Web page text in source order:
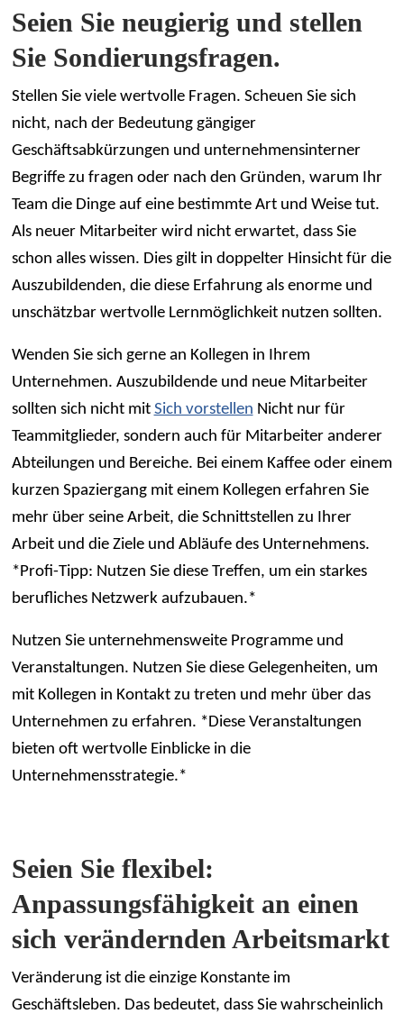
Seien Sie neugierig und stellen
Sie Sondierungsfragen.
Stellen Sie viele wertvolle Fragen. Scheuen Sie sich
nicht, nach der Bedeutung gängiger
Geschäftsabkürzungen und unternehmensinterner
Begriffe zu fragen oder nach den Gründen, warum Ihr
Team die Dinge auf eine bestimmte Art und Weise tut.
Als neuer Mitarbeiter wird nicht erwartet, dass Sie
schon alles wissen. Dies gilt in doppelter Hinsicht für die
Auszubildenden, die diese Erfahrung als enorme und
unschätzbar wertvolle Lernmöglichkeit nutzen sollten.
Wenden Sie sich gerne an Kollegen in Ihrem
Unternehmen. Auszubildende und neue Mitarbeiter
sollten sich nicht mit Sich vorstellen Nicht nur für
Teammitglieder, sondern auch für Mitarbeiter anderer
Abteilungen und Bereiche. Bei einem Kaffee oder einem
kurzen Spaziergang mit einem Kollegen erfahren Sie
mehr über seine Arbeit, die Schnittstellen zu Ihrer
Arbeit und die Ziele und Abläufe des Unternehmens.
*Profi-Tipp: Nutzen Sie diese Treffen, um ein starkes
berufliches Netzwerk aufzubauen.*
Nutzen Sie unternehmensweite Programme und
Veranstaltungen. Nutzen Sie diese Gelegenheiten, um
mit Kollegen in Kontakt zu treten und mehr über das
Unternehmen zu erfahren. *Diese Veranstaltungen
bieten oft wertvolle Einblicke in die
Unternehmensstrategie.*
Seien Sie flexibel:
Anpassungsfähigkeit an einen
sich verändernden Arbeitsmarkt
Veränderung ist die einzige Konstante im
Geschäftsleben. Das bedeutet, dass Sie wahrscheinlich